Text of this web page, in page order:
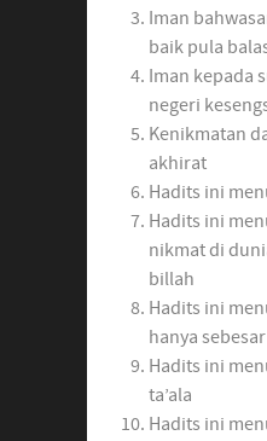
Iman
baik pula
Iman kepada
negeri
Kenikmatan
akhirat
Hadits ini
Hadits ini
nikmat di
billah
Hadits ini
hanya
Hadits ini
ta’ala
Hadits ini